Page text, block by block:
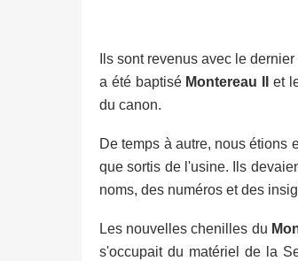
Ils sont revenus avec le
a été baptisé Montereau II
et
du canon.
De temps à autre, nous étions
que sortis de l'usine. Ils
noms, des numéros et des
Les nouvelles chenilles du
s'occupait du matériel de la